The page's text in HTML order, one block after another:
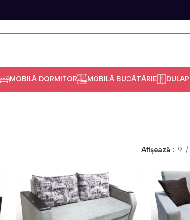
MOBILĂ DORMITOR MOBILĂ BUCĂTĂRIE
Afișează 9